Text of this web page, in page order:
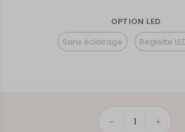
OPTION LED
Sans éclairage
Reglette
quantité